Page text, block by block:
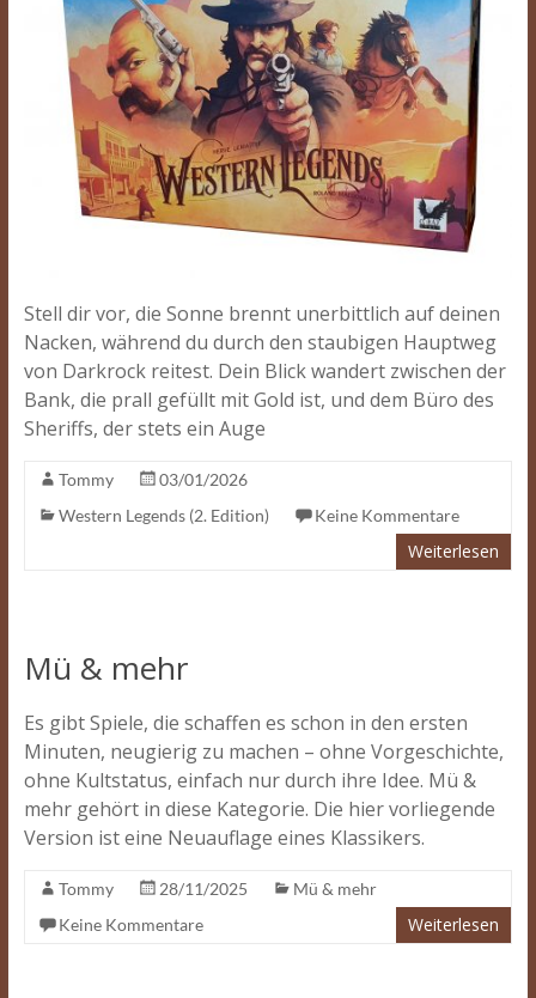
Stell dir vor, die Sonne brennt unerbittlich auf deinen
Nacken, während du durch den staubigen Hauptweg
von Darkrock reitest. Dein Blick wandert zwischen der
Bank, die prall gefüllt mit Gold ist, und dem Büro des
Sheriffs, der stets ein Auge
Tommy
03/01/2026
Western Legends (2. Edition)
Keine Kommentare
Weiterlesen
Mü & mehr
Es gibt Spiele, die schaffen es schon in den ersten
Minuten, neugierig zu machen – ohne Vorgeschichte,
ohne Kultstatus, einfach nur durch ihre Idee. Mü &
mehr gehört in diese Kategorie. Die hier vorliegende
Version ist eine Neuauflage eines Klassikers.
Tommy 28/11/2025
Mü & mehr
Keine Kommentare
Weiterlesen